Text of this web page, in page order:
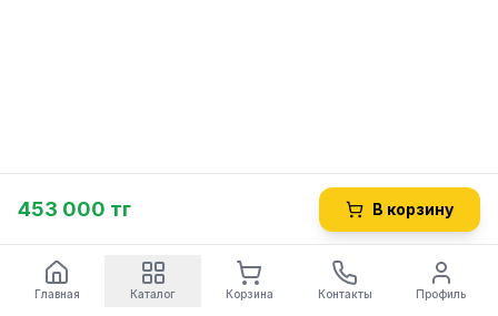
453 000 тг В корзину
Главная Каталог Корзина Контакты Профиль